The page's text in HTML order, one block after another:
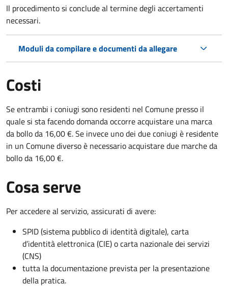
Il procedimento si conclude al termine degli accertamenti
necessari.
Moduli da compilare e documenti da allegare
Costi
Se entrambi i coniugi sono residenti nel Comune presso il
quale si sta facendo domanda occorre acquistare una marca
da bollo da 16,00 €. Se invece uno dei due coniugi è residente
in un Comune diverso è necessario acquistare due marche da
bollo da 16,00 €.
Cosa serve
Per accedere al servizio, assicurati di avere:
SPID (sistema pubblico di identità digitale), carta
d’identità elettronica (CIE) o carta nazionale dei servizi
(CNS)
tutta la documentazione prevista per la presentazione
della pratica.